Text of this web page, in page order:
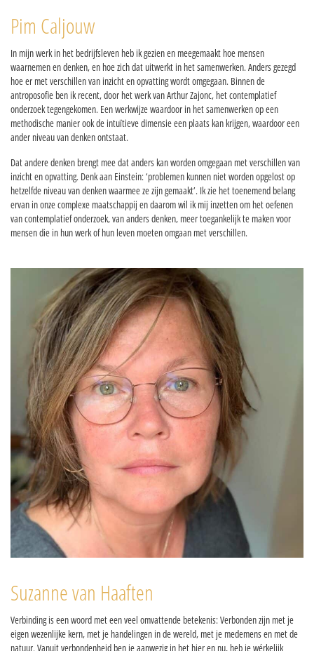
Pim Caljouw
In mijn werk in het bedrijfsleven heb ik gezien en meegemaakt hoe mensen
waarnemen en denken, en hoe zich dat uitwerkt in het samenwerken. Anders gezegd
hoe er met verschillen van inzicht en opvatting wordt omgegaan. Binnen de
antroposofie ben ik recent, door het werk van Arthur Zajonc, het contemplatief
onderzoek tegengekomen. Een werkwijze waardoor in het samenwerken op een
methodische manier ook de intuïtieve dimensie een plaats kan krijgen, waardoor een
ander niveau van denken ontstaat.
Dat andere denken brengt mee dat anders kan worden omgegaan met verschillen van
inzicht en opvatting. Denk aan Einstein: ‘problemen kunnen niet worden opgelost op
hetzelfde niveau van denken waarmee ze zijn gemaakt’. Ik zie het toenemend belang
ervan in onze complexe maatschappij en daarom wil ik mij inzetten om het oefenen
van contemplatief onderzoek, van anders denken, meer toegankelijk te maken voor
mensen die in hun werk of hun leven moeten omgaan met verschillen.
Suzanne van Haaften
Verbinding is een woord met een veel omvattende betekenis: Verbonden zijn met je
eigen wezenlijke kern, met je handelingen in de wereld, met je medemens en met de
natuur. Vanuit verbondenheid ben je aanwezig in het hier en nu, heb je wérkelijk